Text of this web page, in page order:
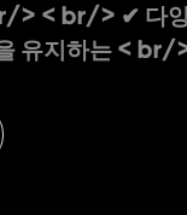
> < br/> ✔ 다
유지하는 < br/